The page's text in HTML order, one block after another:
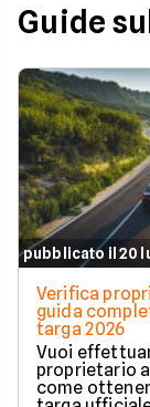
Guide
pubblicato il 20
Verifica
guida
targa 2026
Vuoi
proprietario
come